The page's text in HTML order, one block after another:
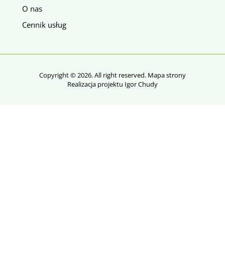
O nas
Cennik usług
Copyright © 2026. All right reserved. Mapa strony
Realizacja projektu Igor Chudy